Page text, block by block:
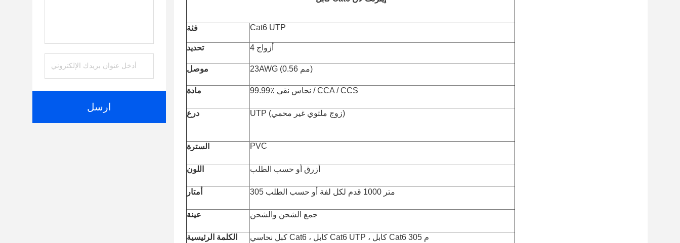
ارسل
فئة Cat6 UTP
تحديد 4 أزواج
موصل 23AWG (0.56 مم)
مادة 99.99٪ نحاس نقي / CCA / CCS
درع UTP (زوج ملتوي غير محمي)
السترة PVC
اللون أزرق أو حسب الطلب
أمتار 305 متر 1000 قدم لكل لفة أو حسب الطلب
عينة جمع الشحن والشحن
الكلمة الرئيسية كبل نحاسي Cat6 ، كابل Cat6 UTP ، كابل Cat6 305 م